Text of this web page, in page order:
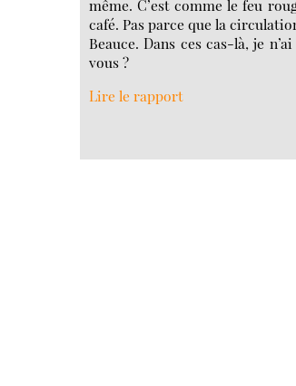
même. C’est comme le feu
café. Pas parce que la
Beauce. Dans ces cas-là, je
vous ?
Lire le rapport